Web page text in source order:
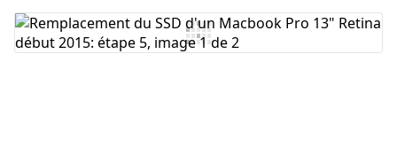
Ajouter un commentaire